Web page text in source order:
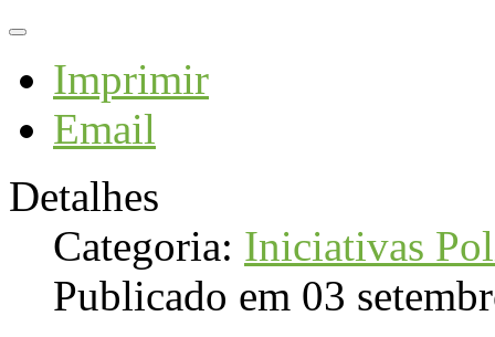
Imprimir
Email
Detalhes
Categoria: Iniciativas
Publicado em 03